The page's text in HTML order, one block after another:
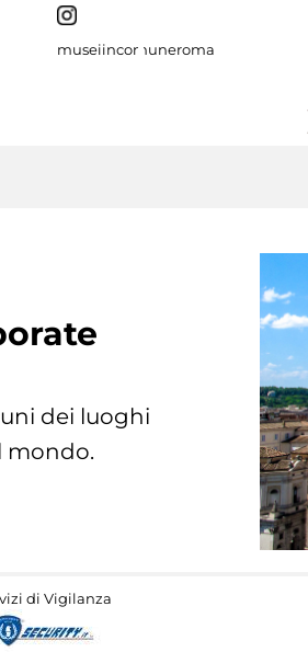
museiincomuneroma
dei luoghi
mondo.
di Vigilanza